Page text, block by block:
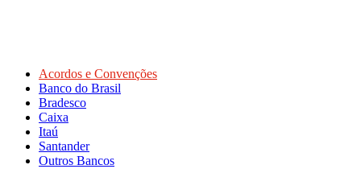
Acordos e Convenções
Banco do Brasil
Bradesco
Caixa
Itaú
Santander
Outros Bancos